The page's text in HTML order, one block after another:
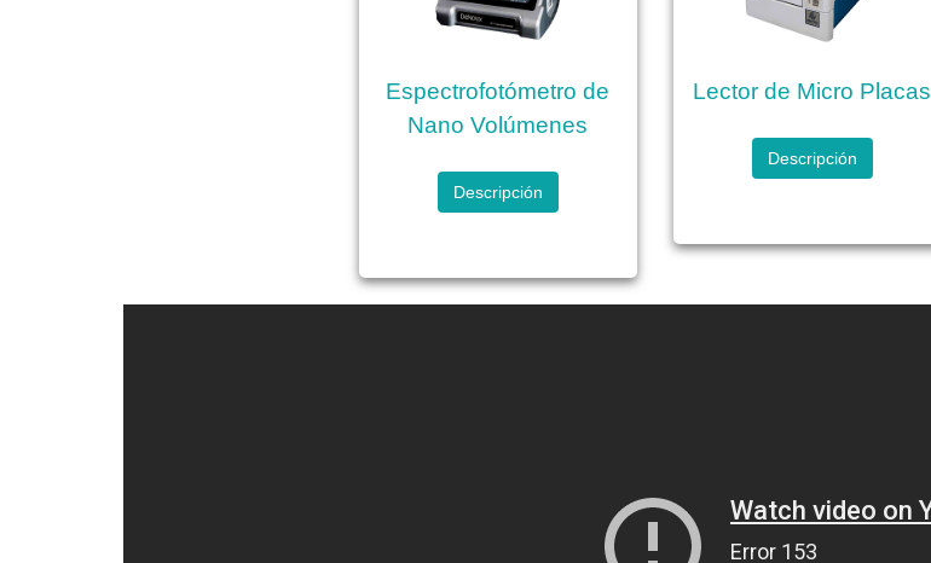
Espectrofotómetro de
Nano Volúmenes
Descripción
Lector de Micro Placas
Descripción